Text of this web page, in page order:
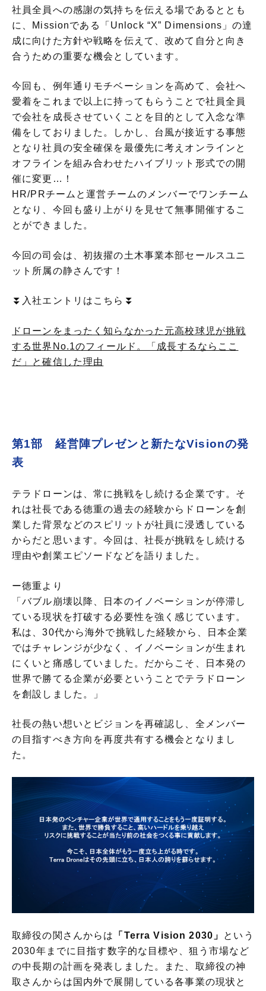
社員全員への感謝の気持ちを伝える場であるととも
に、Missionである「Unlock “X” Dimensions」の達
成に向けた方針や戦略を伝えて、改めて自分と向き
合うための重要な機会としています。
今回も、例年通りモチベーションを高めて、会社へ
愛着をこれまで以上に持ってもらうことで社員全員
で会社を成長させていくことを目的として入念な準
備をしておりました。しかし、台風が接近する事態
となり社員の安全確保を最優先に考えオンラインと
オフラインを組み合わせたハイブリット形式での開
催に変更…！
HR/PRチームと運営チームのメンバーでワンチーム
となり、今回も盛り上がりを見せて無事開催するこ
とができました。
今回の司会は、初抜擢の土木事業本部セールスユニ
ット所属の静さんです！
⏬️入社エントリはこちら⏬️
ドローンをまったく知らなかった元高校球児が挑戦
する世界No.1のフィールド。「成長するならここ
だ」と確信した理由
第1部 経営陣プレゼンと新たなVisionの発
表
テラドローンは、常に挑戦をし続ける企業です。そ
れは社長である徳重の過去の経験からドローンを創
業した背景などのスピリットが社員に浸透している
からだと思います。今回は、社長が挑戦をし続ける
理由や創業エピソードなどを語りました。
ー徳重より
「バブル崩壊以降、日本のイノベーションが停滞し
ている現状を打破する必要性を強く感じています。
私は、30代から海外で挑戦した経験から、日本企業
ではチャレンジが少なく、イノベーションが生まれ
にくいと痛感していました。だからこそ、日本発の
世界で勝てる企業が必要ということでテラドローン
を創設しました。」
社長の熱い想いとビジョンを再確認し、全メンバー
の目指すべき方向を再度共有する機会となりまし
た。
取締役の関さんからは 「Terra Vision 2030」 という
2030年までに目指す数字的な目標や、狙う市場など
の中長期の計画を発表しました。また、取締役の神
取さんからは国内外で展開している各事業の現状と